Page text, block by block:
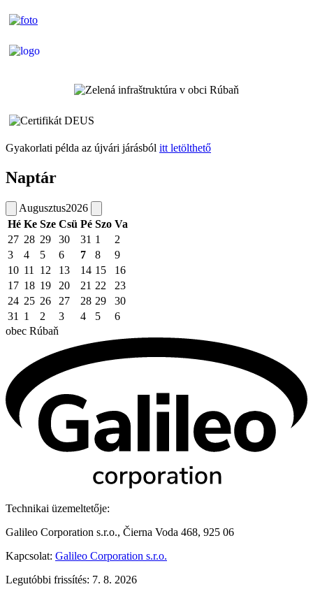
Gyakorlati példa az újvári járásból itt letölthető
Naptár
Augusztus2026
Hé Ke Sze Csü Pé Szo Va
27 28 29 30 31 1
2
3
4 5 6 7 8
9
10 11 12 13 14 15
16
17 18 19 20 21 22
23
24 25 26 27 28 29
30
31
1 2 3 4 5
6
obec Rúbaň
Technikai üzemeltetője:
Galileo Corporation s.r.o., Čierna Voda 468, 925 06
Kapcsolat: Galileo Corporation s.r.o.
Legutóbbi frissítés: 7. 8. 2026